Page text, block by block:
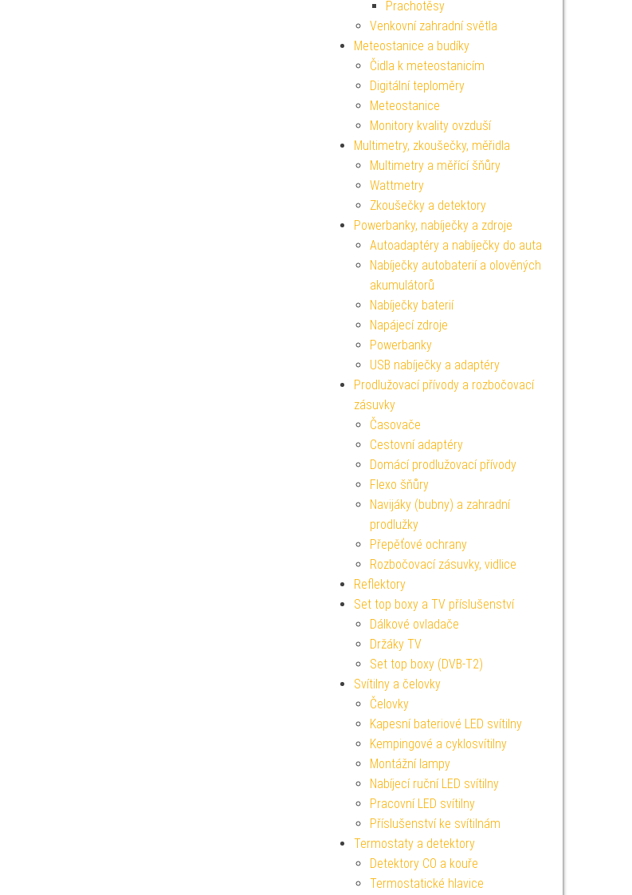
Prachotěsy
Venkovní zahradní světla
Meteostanice a budíky
Čidla k meteostanicím
Digitální teploměry
Meteostanice
Monitory kvality ovzduší
Multimetry, zkoušečky, měřidla
Multimetry a měřící šňůry
Wattmetry
Zkoušečky a detektory
Powerbanky, nabíječky a zdroje
Autoadaptéry a nabíječky do auta
Nabíječky autobaterií a olověných
akumulátorů
Nabíječky baterií
Napájecí zdroje
Powerbanky
USB nabíječky a adaptéry
Prodlužovací přívody a rozbočovací
zásuvky
Časovače
Cestovní adaptéry
Domácí prodlužovací přívody
Flexo šňůry
Navijáky (bubny) a zahradní
prodlužky
Přepěťové ochrany
Rozbočovací zásuvky, vidlice
Reflektory
Set top boxy a TV příslušenství
Dálkové ovladače
Držáky TV
Set top boxy (DVB-T2)
Svítilny a čelovky
Čelovky
Kapesní bateriové LED svítilny
Kempingové a cyklosvítilny
Montážní lampy
Nabíjecí ruční LED svítilny
Pracovní LED svítilny
Příslušenství ke svítilnám
Termostaty a detektory
Detektory CO a kouře
Termostatické hlavice